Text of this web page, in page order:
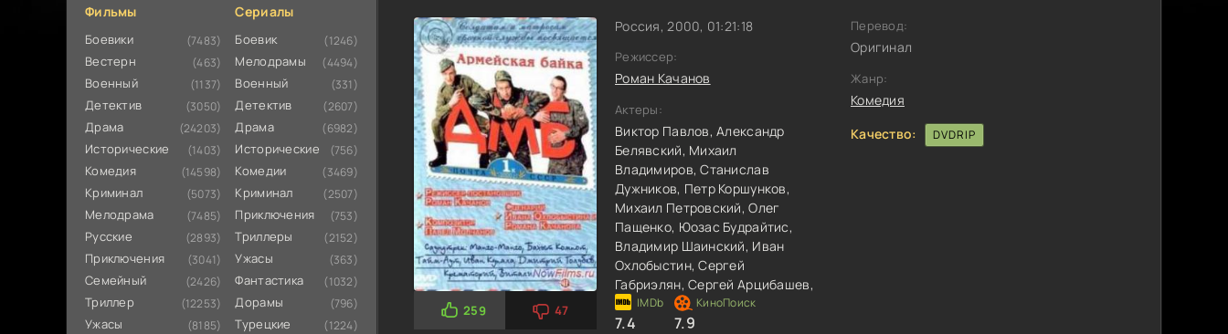
Фильмы
Боевики (7483)
Вестерн (463)
Военный (1137)
Детектив (3050)
Драма (24203)
Исторические (1403)
Комедия (14598)
Криминал (5073)
Мелодрама (7485)
Русские (2893)
Приключения (3041)
Семейный (2426)
Триллер (12253)
Ужасы (8185)
Сериалы
Боевик (1246)
Мелодрамы (4494)
Военный (331)
Детектив (2607)
Драма (6982)
Исторические (756)
Комедии (3469)
Криминал (2507)
Приключения (753)
Триллеры (2152)
Ужасы (363)
Фантастика (1032)
Дорамы (796)
Турецкие (1224)
259 47
Россия, 2000, 01:21:18
Режиссер:
Роман Качанов
Актеры:
Виктор Павлов,Александр
Белявский, Михаил
Владимиров,Станислав
Дужников, Петр Коршунков,
Михаил Петровский,Олег
Пащенко, Юозас Будрайтис,
Владимир Шаинский, Иван
Охлобыстин,Сергей
Габриэлян,Сергей Арцибашев,
7.4 7.9
Перевод:
Оригинал
Жанр:
Комедия
Качество:
DVDRIP